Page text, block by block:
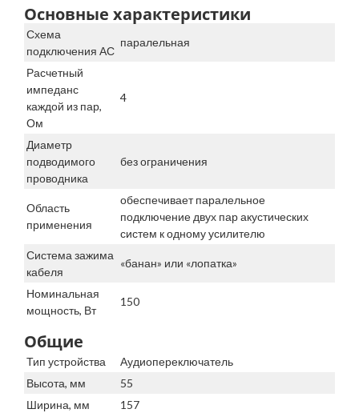
Основные характеристики
Схема
подключения АС
паралельная
Расчетный
импеданс
каждой из пар,
Ом
4
Диаметр
подводимого
проводника
без ограничения
Область
применения
обеспечивает паралельное
подключение двух пар акустических
систем к одному усилителю
Система зажима
кабеля
«банан» или «лопатка»
Номинальная
мощность, Вт
150
Общие
Тип устройства
Аудиопереключатель
Высота, мм
55
Ширина, мм
157